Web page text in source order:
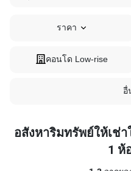
ราคา
คอนโด Low-rise
อื่
อสังหาริมทรัพย์ให้เช่
1 ห้